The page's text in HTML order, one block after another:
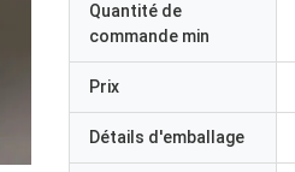
Quantité de
commande min
Prix
Détails d'emballage